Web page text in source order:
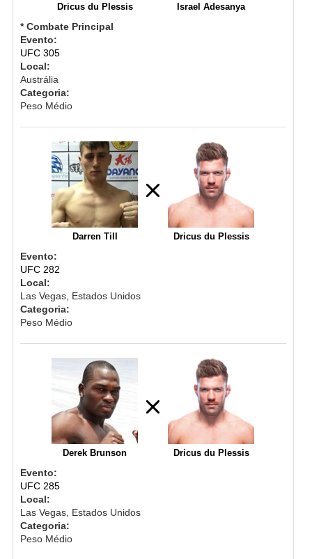
Dricus du Plessis Israel Adesanya
* Combate Principal
Evento:
UFC 305
Local:
Austrália
Categoria:
Peso Médio
Darren Till Dricus du Plessis
Evento:
UFC 282
Local:
Las Vegas, Estados Unidos
Categoria:
Peso Médio
Derek Brunson Dricus du Plessis
Evento:
UFC 285
Local:
Las Vegas, Estados Unidos
Categoria:
Peso Médio